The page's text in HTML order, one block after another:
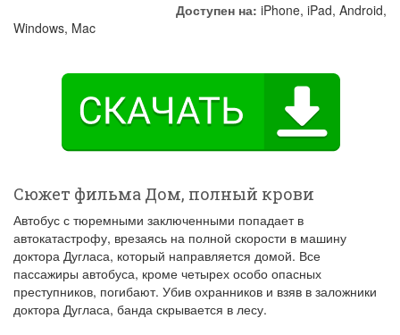
Доступен на: iPhone, iPad, Android,
Windows, Mac
Сюжет фильма Дом, полный крови
Автобус с тюремными заключенными попадает в
автокатастрофу, врезаясь на полной скорости в машину
доктора Дугласа, который направляется домой. Все
пассажиры автобуса, кроме четырех особо опасных
преступников, погибают. Убив охранников и взяв в заложники
доктора Дугласа, банда скрывается в лесу.